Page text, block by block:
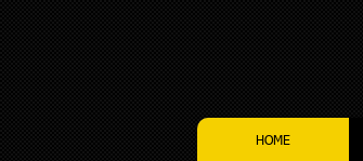
HOME